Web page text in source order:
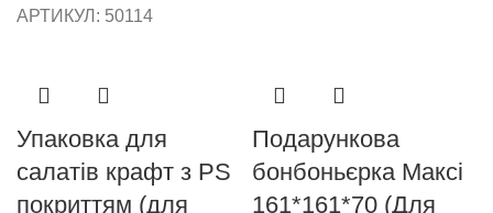
АРТИКУЛ: 50114
Упаковка для
салатів крафт з PS
покриттям (для
Подарункова
бонбоньєрка Максі
161*161*70 (Для